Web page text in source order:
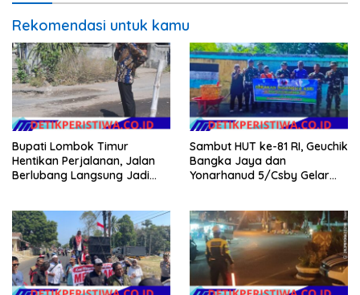
Emas 2045
Rekomendasi untuk kamu
Bupati Lombok Timur
Hentikan Perjalanan, Jalan
Berlubang Langsung Jadi
Sambut HUT ke-81 RI, Geuchik
Bangka Jaya dan
Yonarhanud 5/Csby Gelar